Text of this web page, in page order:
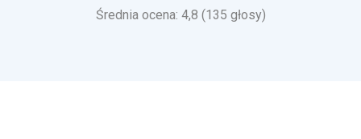
Średnia ocena: 4,8 (135 głosy)